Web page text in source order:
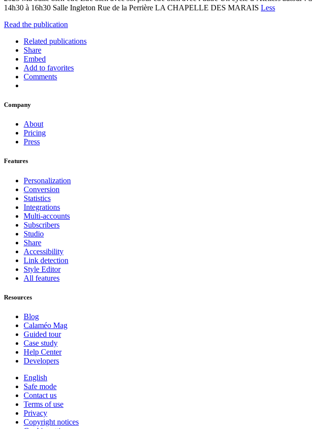
14h30 à 16h30 Salle Ingleton Rue de la Perrière LA CHAPELLE DES MARAIS Less
Read the publication
Related publications
Share
Embed
Add to favorites
Comments
Company
About
Pricing
Press
Features
Personalization
Conversion
Statistics
Integrations
Multi-accounts
Subscribers
Studio
Share
Accessibility
Link detection
Style Editor
All features
Resources
Blog
Calaméo Mag
Guided tour
Case study
Help Center
Developers
English
Safe mode
Contact us
Terms of use
Privacy
Copyright notices